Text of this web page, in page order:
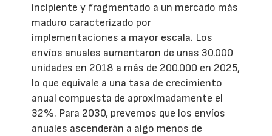
incipiente y fragmentado a un mercado más
maduro caracterizado por
implementaciones a mayor escala. Los
envíos anuales aumentaron de unas 30.000
unidades en 2018 a más de 200.000 en 2025,
lo que equivale a una tasa de crecimiento
anual compuesta de aproximadamente el
32%. Para 2030, prevemos que los envíos
anuales ascenderán a algo menos de